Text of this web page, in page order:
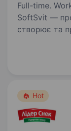
Full-time.
SoftSvit —
створює та
ти на
Hot